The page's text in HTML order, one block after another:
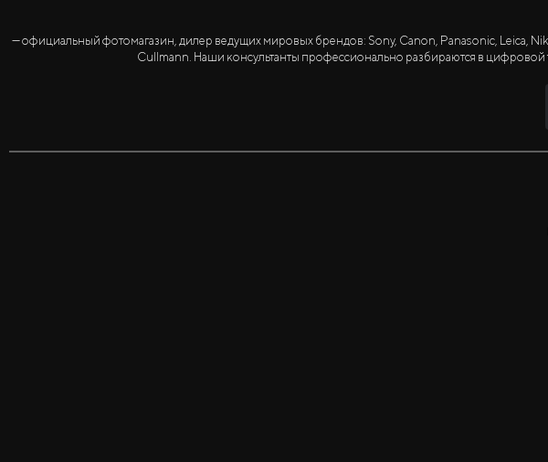
— официальный фотомагазин, дилер ведущих мировых брендов: Sony, Canon, Panasonic, Leica,
Cullmann. Наши консультанты профессионально разбираются в цифровой